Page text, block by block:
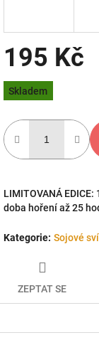
195 Kč
Měrná
cena:
Skladem
LIMITOVANÁ
doba hoření až 25
Kategorie: Sojové
ZEPTAT SE